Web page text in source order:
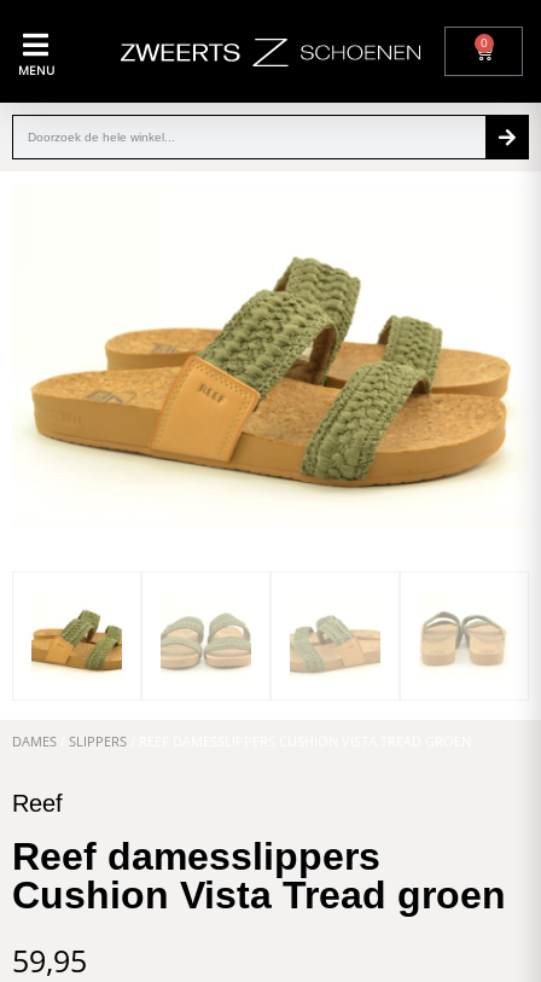
MENU
0
DAMES SLIPPERS
Reef
Reef damesslippers
Cushion Vista Tread groen
59,95